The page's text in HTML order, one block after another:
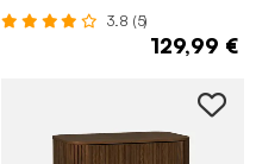
3.8 (5)
129,99 €